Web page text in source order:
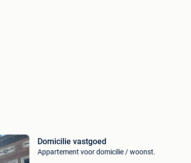
Domicilie vastgoed
Appartement voor domicilie / woonst.